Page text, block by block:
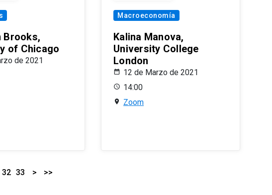
Brooks,
of Chicago
de 2021
Macroeconomía
Kalina Manova,
University College
London
12 de Marzo de 2021
14:00
Zoom
32 33 > >>